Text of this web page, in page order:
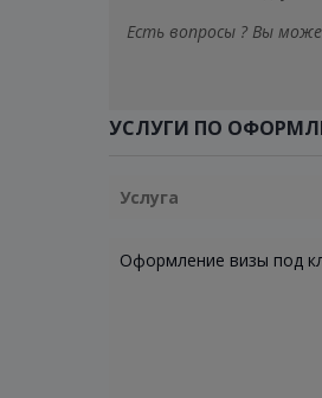
Есть вопросы ? Вы
УСЛУГИ ПО
Услуга
Оформление визы под